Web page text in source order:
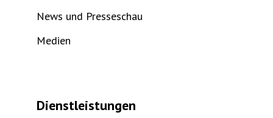
News und Presseschau
Medien
Dienstleistungen